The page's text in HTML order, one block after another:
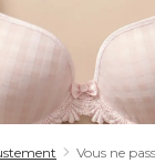
Vous ne